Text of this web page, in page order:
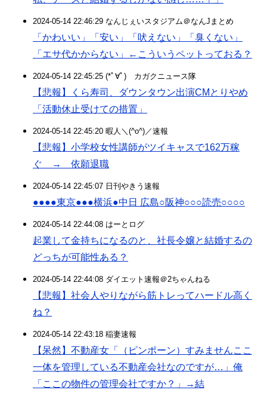
2024-05-14 22:46:29 なんじぇいスタジアム＠なんJまとめ
「かわいい」「安い」「吠えない」「臭くない」
「エサ代かからない」←こういうペットっておる？
2024-05-14 22:45:25 (*ﾟ∀ﾟ)ゞカガクニュース隊
【悲報】くら寿司、ダウンタウン出演CMとりやめ
「活動休止受けての措置」
2024-05-14 22:45:20 暇人＼(^o^)／速報
【悲報】小学校女性講師がツイキャスで162万稼
ぐ → 依願退職
2024-05-14 22:45:07 日刊やきう速報
●●●●東京●●●横浜●中日 広島○阪神○○○読売○○○○
2024-05-14 22:44:08 はーとログ
起業して金持ちになるのと、社長令嬢と結婚するの
どっちが可能性ある？
2024-05-14 22:44:08 ダイエット速報＠2ちゃんねる
【悲報】社会人やりながら筋トレってハードル高く
ね？
2024-05-14 22:43:18 稲妻速報
【呆然】不動産女「（ピンポーン）すみませんここ
一体を管理している不動産会社なのですが…」俺
「ここの物件の管理会社ですか？」→結